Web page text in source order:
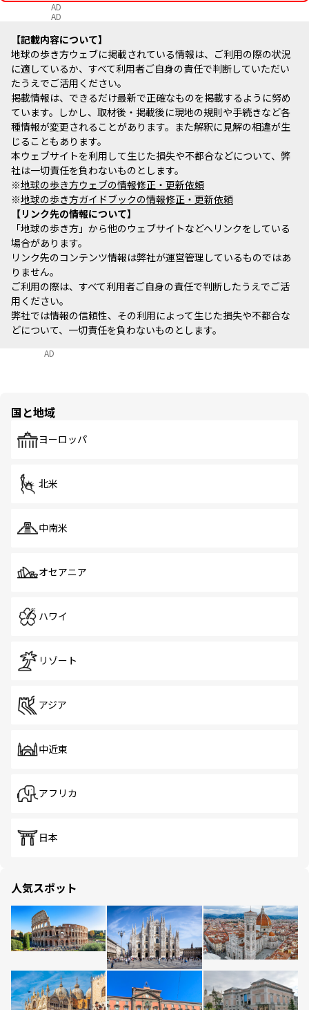
AD
AD
記載内容について
地球の歩き方ウェブに掲載されている情報は、ご利用の際の状況
に適しているか、すべて利用者ご自身の責任で判断していただい
たうえでご活用ください。
掲載情報は、できるだけ最新で正確なものを掲載するように努め
ています。しかし、取材後・掲載後に現地の規則や手続きなど各
種情報が変更されることがあります。また解釈に見解の相違が生
じることもあります。
本ウェブサイトを利用して生じた損失や不都合などについて、弊
社は一切責任を負わないものとします。
※地球の歩き方ウェブの情報修正・更新依頼
※地球の歩き方ガイドブックの情報修正・更新依頼
リンク先の情報について
「地球の歩き方」から他のウェブサイトなどへリンクをしている
場合があります。
リンク先のコンテンツ情報は弊社が運営管理しているものではあ
りません。
ご利用の際は、すべて利用者ご自身の責任で判断したうえでご活
用ください。
弊社では情報の信頼性、その利用によって生じた損失や不都合な
どについて、一切責任を負わないものとします。
AD
国と地域
ヨーロッパ
北米
中南米
オセアニア
ハワイ
リゾート
アジア
中近東
アフリカ
日本
人気スポット